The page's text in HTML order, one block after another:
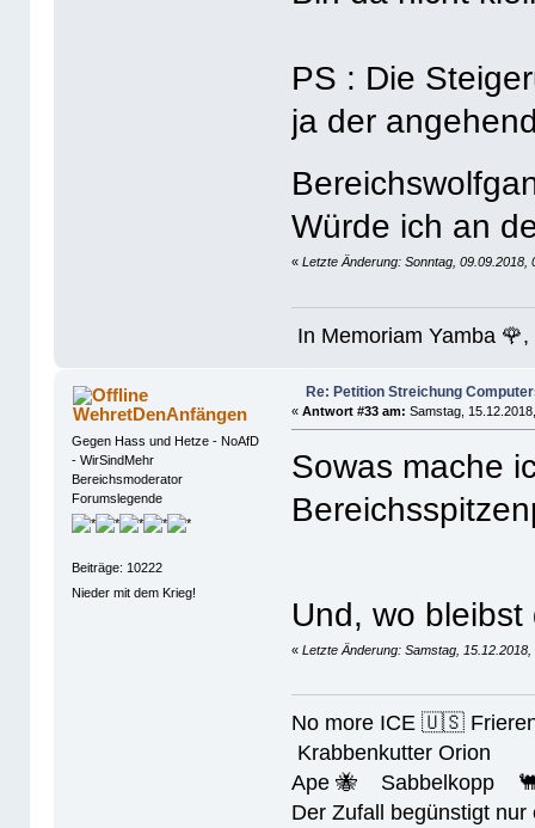
PS : Die
ja der
Würde ich an
«Letzte Änderung: Sonntag, 09.09.2018,
In Memoriam Yamba
WehretDenAnfängen
Gegen Hass und Hetze - NoAfD
- WirSindMehr
Bereichsmoderator
Forumslegende
Beiträge: 10222
Nieder mit dem Krieg!
Re: Petition Streichung
«Antwort #33 am: Samstag,
Sowas mache
Und, wo
«Letzte Änderung: Samstag,
No more ICE 🇺🇸
Krabbenkutter Orion
Ape 🐝 Sabbelkopp
Der Zufall begünstigt